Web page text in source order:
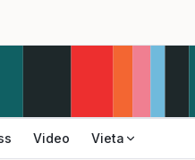
Video Vieta